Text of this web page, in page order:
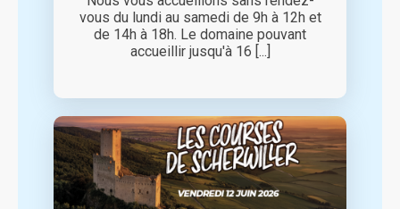
vous du lundi au samedi de 9h à 12h et
de 14h à 18h. Le domaine pouvant
accueillir jusqu'à 16 [...]